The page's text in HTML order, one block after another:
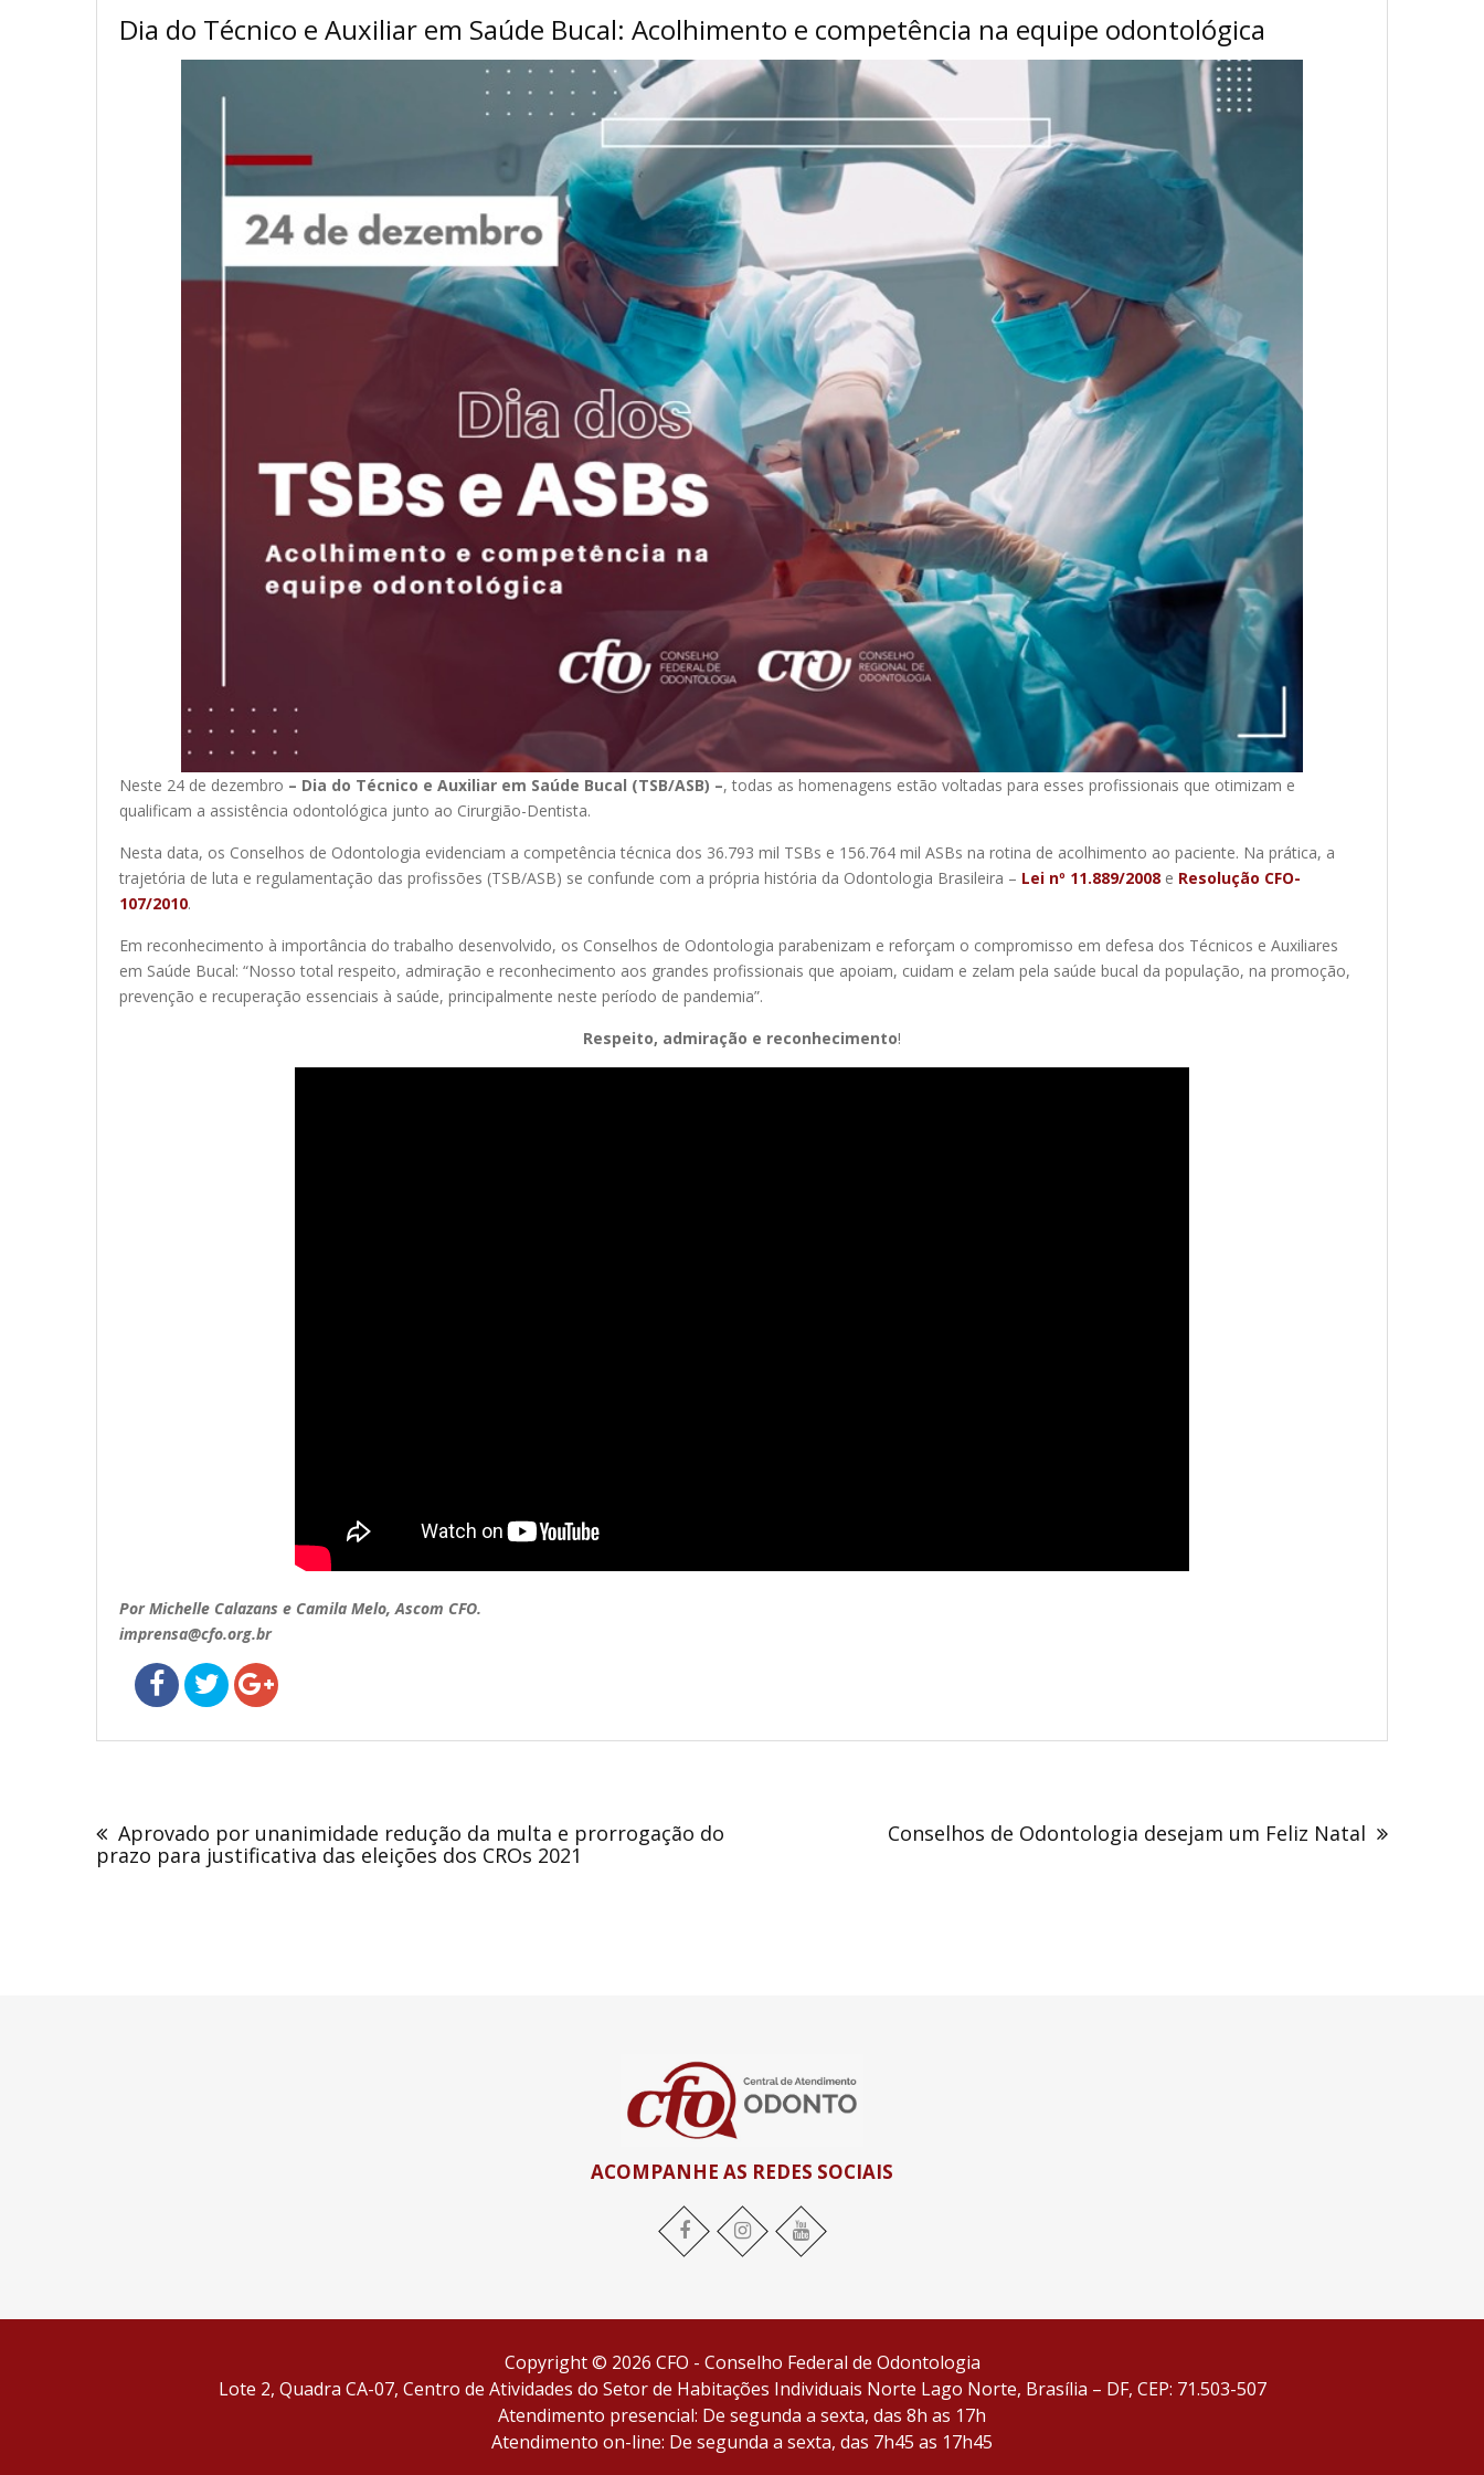
Dia do Técnico e Auxiliar em Saúde Bucal: Acolhimento e competência na equipe odontológica
Neste 24 de dezembro – Dia do Técnico e Auxiliar em Saúde Bucal (TSB/ASB) –, todas as homenagens estão voltadas para esses profissionais que otimizam e
qualificam a assistência odontológica junto ao Cirurgião-Dentista.
Nesta data, os Conselhos de Odontologia evidenciam a competência técnica dos 36.793 mil TSBs e 156.764 mil ASBs na rotina de acolhimento ao paciente. Na prática, a
trajetória de luta e regulamentação das profissões (TSB/ASB) se confunde com a própria história da Odontologia Brasileira – Lei nº 11.889/2008 e Resolução CFO-
107/2010.
Em reconhecimento à importância do trabalho desenvolvido, os Conselhos de Odontologia parabenizam e reforçam o compromisso em defesa dos Técnicos e Auxiliares
em Saúde Bucal: “Nosso total respeito, admiração e reconhecimento aos grandes profissionais que apoiam, cuidam e zelam pela saúde bucal da população, na promoção,
prevenção e recuperação essenciais à saúde, principalmente neste período de pandemia”.
Respeito, admiração e reconhecimento!
Por Michelle Calazans e Camila Melo, Ascom CFO.
imprensa@cfo.org.br
de
Post
Aprovado por unanimidade redução da multa e prorrogação do
prazo para justificativa das eleições dos CROs 2021
Conselhos de Odontologia desejam um Feliz Natal
ACOMPANHE AS REDES SOCIAIS
Facebook Instagram YouTube
Copyright © 2026 CFO - Conselho Federal de Odontologia
Lote 2, Quadra CA-07, Centro de Atividades do Setor de Habitações Individuais Norte Lago Norte, Brasília – DF, CEP: 71.503-507
Atendimento presencial: De segunda a sexta, das 8h as 17h
Atendimento on-line: De segunda a sexta, das 7h45 as 17h45